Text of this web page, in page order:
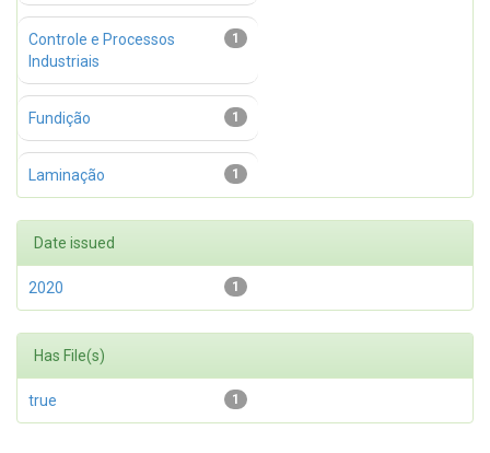
1
Controle e Processos
Industriais
1
Fundição
1
Laminação
Date issued
1
2020
Has File(s)
1
true